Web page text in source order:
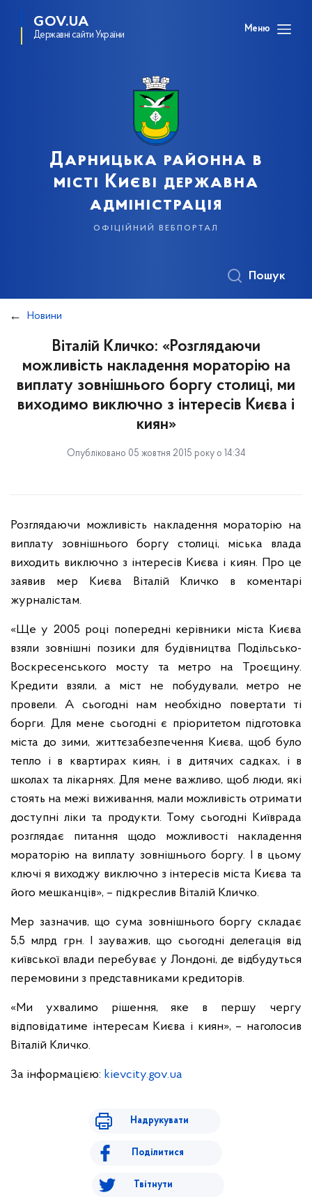
GOV.UA
Державні сайти України
Меню
Дарницька районна в
місті Києві державна
адміністрація
офіційний вебпортал
Пошук
Новини
Віталій Кличко: «Розглядаючи
можливість накладення мораторію на
виплату зовнішнього боргу столиці, ми
виходимо виключно з інтересів Києва і
киян»
Опубліковано 05 жовтня 2015 року о 14:34
Розглядаючи можливість накладення мораторію на
виплату зовнішнього боргу столиці, міська влада
виходить виключно з інтересів Києва і киян. Про це
заявив мер Києва Віталій Кличко в коментарі
журналістам.
«Ще у 2005 році попередні керівники міста Києва
взяли зовнішні позики для будівництва Подільсько-
Воскресенського мосту та метро на Троєщину.
Кредити взяли, а міст не побудували, метро не
провели. А сьогодні нам необхідно повертати ті
борги. Для мене сьогодні є пріоритетом підготовка
міста до зими, життєзабезпечення Києва, щоб було
тепло і в квартирах киян, і в дитячих садках, і в
школах та лікарнях. Для мене важливо, щоб люди, які
стоять на межі виживання, мали можливість отримати
доступні ліки та продукти. Тому сьогодні Київрада
розглядає питання щодо можливості накладення
мораторію на виплату зовнішнього боргу. І в цьому
ключі я виходжу виключно з інтересів міста Києва та
його мешканців», – підкреслив Віталій Кличко.
Мер зазначив, що сума зовнішнього боргу складає
5,5 млрд грн. І зауважив, що сьогодні делегація від
київської влади перебуває у Лондоні, де відбудуться
перемовини з представниками кредиторів.
«Ми ухвалимо рішення, яке в першу чергу
відповідатиме інтересам Києва і киян», – наголосив
Віталій Кличко.
За інформацією: kievcity.gov.ua
Надрукувати
Поділитися
Твітнути